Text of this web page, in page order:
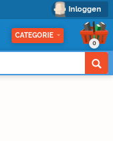
Inloggen
CATEGORIE
0